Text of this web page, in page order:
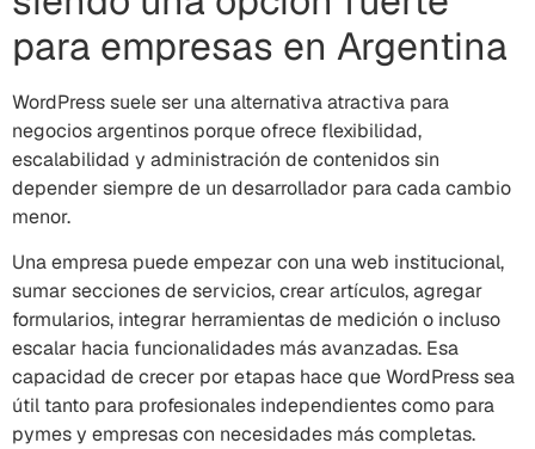
para empresas en Argentina
WordPress suele ser una alternativa atractiva para
negocios argentinos porque ofrece flexibilidad,
escalabilidad y administración de contenidos sin
depender siempre de un desarrollador para cada cambio
menor.
Una empresa puede empezar con una web institucional,
sumar secciones de servicios, crear artículos, agregar
formularios, integrar herramientas de medición o incluso
escalar hacia funcionalidades más avanzadas. Esa
capacidad de crecer por etapas hace que WordPress sea
útil tanto para profesionales independientes como para
pymes y empresas con necesidades más completas.